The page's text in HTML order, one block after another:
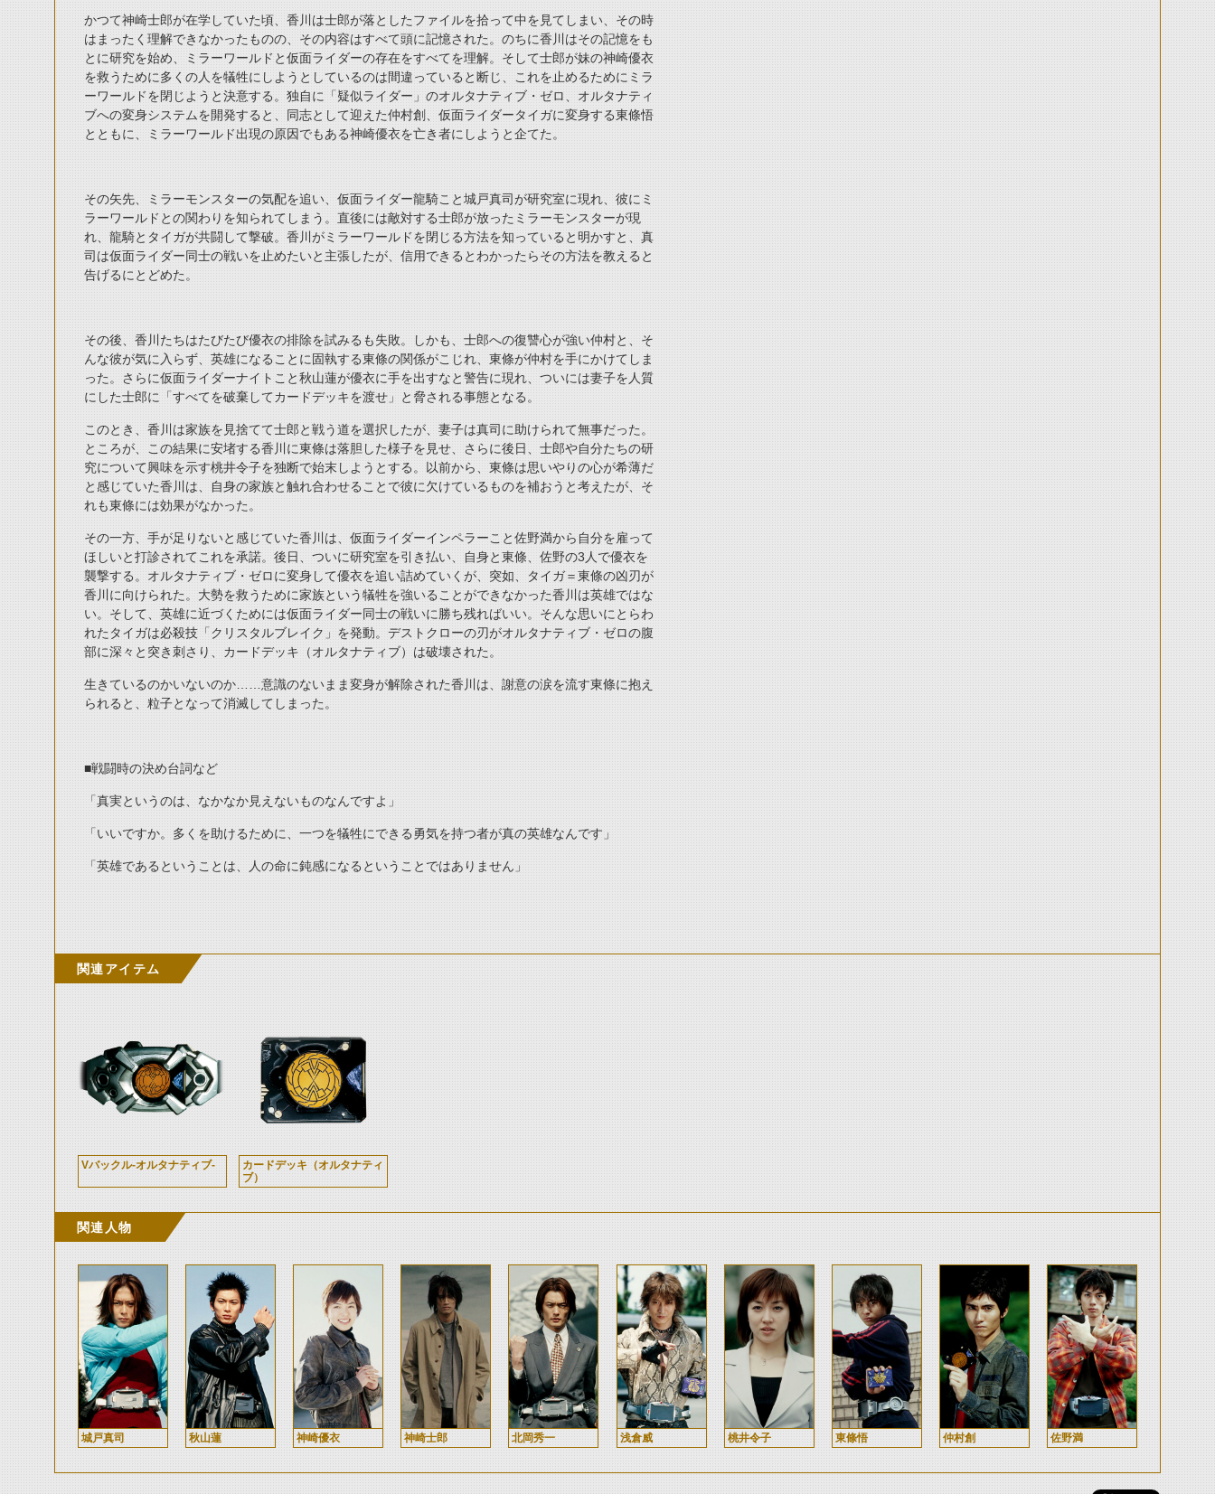
かつて神崎士郎が在学していた頃、香川は士郎が落としたファイルを拾って中を見てしまい、その時
はまったく理解できなかったものの、その内容はすべて頭に記憶された。のちに香川はその記憶をも
とに研究を始め、ミラーワールドと仮面ライダーの存在をすべてを理解。そして士郎が妹の神崎優衣
を救うために多くの人を犠牲にしようとしているのは間違っていると断じ、これを止めるためにミラ
ーワールドを閉じようと決意する。独自に「疑似ライダー」のオルタナティブ・ゼロ、オルタナティ
ブへの変身システムを開発すると、同志として迎えた仲村創、仮面ライダータイガに変身する東條悟
とともに、ミラーワールド出現の原因でもある神崎優衣を亡き者にしようと企てた。
その矢先、ミラーモンスターの気配を追い、仮面ライダー龍騎こと城戸真司が研究室に現れ、彼にミ
ラーワールドとの関わりを知られてしまう。直後には敵対する士郎が放ったミラーモンスターが現
れ、龍騎とタイガが共闘して撃破。香川がミラーワールドを閉じる方法を知っていると明かすと、真
司は仮面ライダー同士の戦いを止めたいと主張したが、信用できるとわかったらその方法を教えると
告げるにとどめた。
その後、香川たちはたびたび優衣の排除を試みるも失敗。しかも、士郎への復讐心が強い仲村と、そ
んな彼が気に入らず、英雄になることに固執する東條の関係がこじれ、東條が仲村を手にかけてしま
った。さらに仮面ライダーナイトこと秋山蓮が優衣に手を出すなと警告に現れ、ついには妻子を人質
にした士郎に「すべてを破棄してカードデッキを渡せ」と脅される事態となる。
このとき、香川は家族を見捨てて士郎と戦う道を選択したが、妻子は真司に助けられて無事だった。
ところが、この結果に安堵する香川に東條は落胆した様子を見せ、さらに後日、士郎や自分たちの研
究について興味を示す桃井令子を独断で始末しようとする。以前から、東條は思いやりの心が希薄だ
と感じていた香川は、自身の家族と触れ合わせることで彼に欠けているものを補おうと考えたが、そ
れも東條には効果がなかった。
その一方、手が足りないと感じていた香川は、仮面ライダーインペラーこと佐野満から自分を雇って
ほしいと打診されてこれを承諾。後日、ついに研究室を引き払い、自身と東條、佐野の3人で優衣を
襲撃する。オルタナティブ・ゼロに変身して優衣を追い詰めていくが、突如、タイガ＝東條の凶刃が
香川に向けられた。大勢を救うために家族という犠牲を強いることができなかった香川は英雄ではな
い。そして、英雄に近づくためには仮面ライダー同士の戦いに勝ち残ればいい。そんな思いにとらわ
れたタイガは必殺技「クリスタルブレイク」を発動。デストクローの刃がオルタナティブ・ゼロの腹
部に深々と突き刺さり、カードデッキ（オルタナティブ）は破壊された。
生きているのかいないのか……意識のないまま変身が解除された香川は、謝意の涙を流す東條に抱え
られると、粒子となって消滅してしまった。
■戦闘時の決め台詞など
「真実というのは、なかなか見えないものなんですよ」
「いいですか。多くを助けるために、一つを犠牲にできる勇気を持つ者が真の英雄なんです」
「英雄であるということは、人の命に鈍感になるということではありません」
関連アイテム
Vバックル-オルタナティブ-
カードデッキ（オルタナティ
ブ）
関連人物
城戸真司 秋山蓮 神崎優衣 神崎士郎 北岡秀一 浅倉威 桃井令子 東條悟 仲村創 佐野満